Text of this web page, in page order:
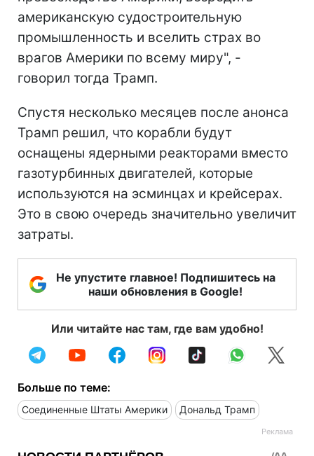
американскую судостроительную
промышленность и вселить страх во
врагов Америки по всему миру", -
говорил тогда Трамп.
Спустя несколько месяцев после анонса
Трамп решил, что корабли будут
оснащены ядерными реакторами вместо
газотурбинных двигателей, которые
используются на эсминцах и крейсерах.
Это в свою очередь значительно увеличит
затраты.
Не упустите главное! Подпишитесь на
наши обновления в Google!
Или читайте нас там, где вам удобно!
Больше по теме:
Соединенные Штаты Америки Дональд Трамп